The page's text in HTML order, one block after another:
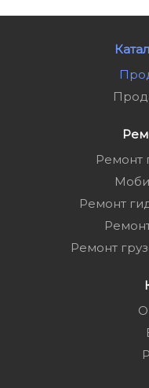
Ремонт
Ремонт
Ремонт